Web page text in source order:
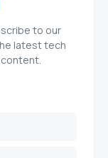
to our
latest tech